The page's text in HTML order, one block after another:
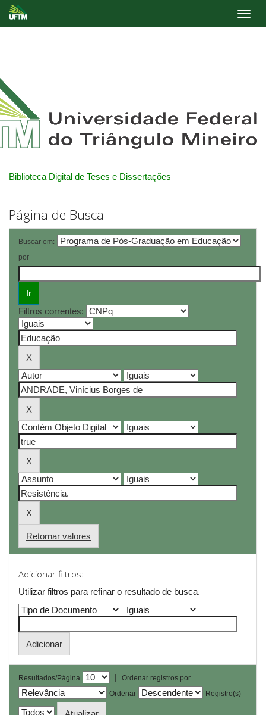
Biblioteca Digital de Teses e Dissertações
Página de Busca
Buscar em:
por
Filtros correntes:
Retornar valores
Adicionar filtros:
Utilizar filtros para refinar o resultado de busca.
Resultados/Página |
Ordenar registros por
Ordenar
Registro(s)